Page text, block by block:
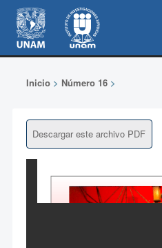
Inicio> Número 16>
Descargar este archivo PDF